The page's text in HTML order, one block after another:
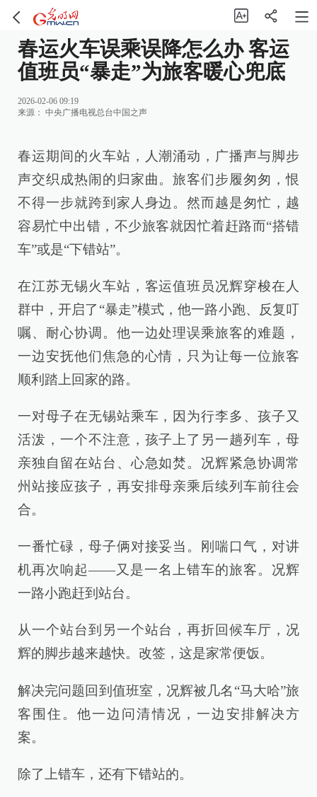
春运火车误乘误降怎么办 客运
值班员“暴走”为旅客暖心兜底
2026-02-06 09:19
来源： 中央广播电视总台中国之声
春运期间的火车站，人潮涌动，广播声与脚步
声交织成热闹的归家曲。旅客们步履匆匆，恨
不得一步就跨到家人身边。然而越是匆忙，越
容易忙中出错，不少旅客就因忙着赶路而“搭错
车”或是“下错站”。
在江苏无锡火车站，客运值班员况辉穿梭在人
群中，开启了“暴走”模式，他一路小跑、反复叮
嘱、耐心协调。他一边处理误乘旅客的难题，
一边安抚他们焦急的心情，只为让每一位旅客
顺利踏上回家的路。
一对母子在无锡站乘车，因为行李多、孩子又
活泼，一个不注意，孩子上了另一趟列车，母
亲独自留在站台、心急如焚。况辉紧急协调常
州站接应孩子，再安排母亲乘后续列车前往会
合。
一番忙碌，母子俩对接妥当。刚喘口气，对讲
机再次响起——又是一名上错车的旅客。况辉
一路小跑赶到站台。
从一个站台到另一个站台，再折回候车厅，况
辉的脚步越来越快。改签，这是家常便饭。
解决完问题回到值班室，况辉被几名“马大哈”旅
客围住。他一边问清情况，一边安排解决方
案。
除了上错车，还有下错站的。